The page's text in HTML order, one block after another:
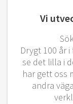
Vi
Drygt 100 år
se det lilla i
har gett oss
andra